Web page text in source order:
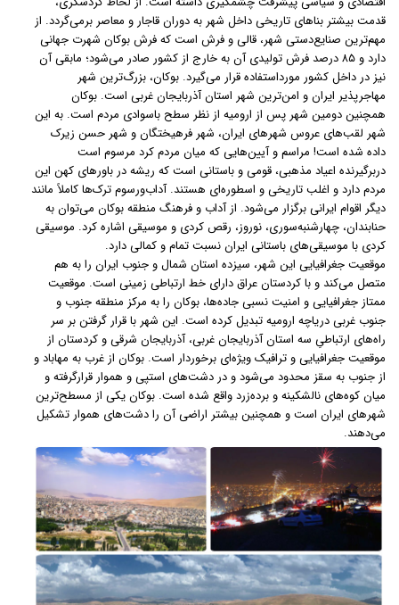
قدمت بیشتر بناهای تاریخی داخل شهر به دوران قاجار و معاصر برمی‌گردد. از
مهم‌ترین صنایع‌دستی شهر، قالی و فرش است که فرش بوکان شهرت جهانی
دارد و ۸۵ درصد فرش تولیدی آن به خارج از کشور صادر می‌شود؛ مابقی آن
نیز در داخل کشور مورداستفاده قرار می‌گیرد. بوکان، بزرگ‌ترین شهر
مهاجرپذیر ایران و امن‌ترین شهر استان آذربایجان غربی است. بوکان
همچنین دومین شهر پس از ارومیه از نظر سطح باسوادی مردم است. به این
شهر لقب‌های عروس شهرهای ایران، شهر فرهیختگان و شهر حسن زیرک
داده‌ شده ‌است! مراسم و آیین‌هایی که میان مردم کرد مرسوم است
دربرگیرنده اعیاد مذهبی، قومی و باستانی است که ریشه در باورهای کهن این
مردم دارد و اغلب تاریخی و اسطوره‌ای هستند. آداب‌ورسوم ترک‌ها کاملاً مانند
دیگر اقوام ایرانی برگزار می‌شود. از آداب و فرهنگ منطقه بوکان می‌توان به
حنابندان، چهارشنبه‌سوری، نوروز، رقص کردی و موسیقی اشاره کرد. موسیقی
کردی با موسیقی‌های باستانی ایران نسبت تمام و کمالی دارد.
موقعیت جغرافیایی این شهر، سیزده استان شمال و جنوب ایران را به هم
متصل می‌کند و با کردستان عراق دارای خط ارتباطی زمینی است. موقعیت
ممتاز جغرافیایی و امنیت نسبی جاده‌ها، بوکان را به مرکز منطقه جنوب و
جنوب غربی دریاچه ارومیه تبدیل کرده ‌است. این شهر با قرار گرفتن بر سر
راه‌های ارتباطیِ سه استان آذربایجان غربی، آذربایجان شرقی و کردستان از
موقعیت جغرافیایی و ترافیک ویژه‌ای برخوردار است. بوکان از غرب به مهاباد و
از جنوب به سقز محدود می‌شود و در دشت‌های استپی و هموار قرارگرفته و
میان کوه‌های نالشکینه و برده‌زرد واقع شده ‌است. بوکان یکی از مسطح‌ترین
شهرهای ایران است و همچنین بیشتر اراضی آن را دشت‌های هموار تشکیل
می‌دهند.